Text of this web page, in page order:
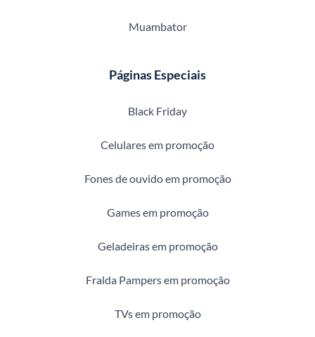
Muambator
Páginas Especiais
Black Friday
Celulares em promoção
Fones de ouvido em promoção
Games em promoção
Geladeiras em promoção
Fralda Pampers em promoção
TVs em promoção